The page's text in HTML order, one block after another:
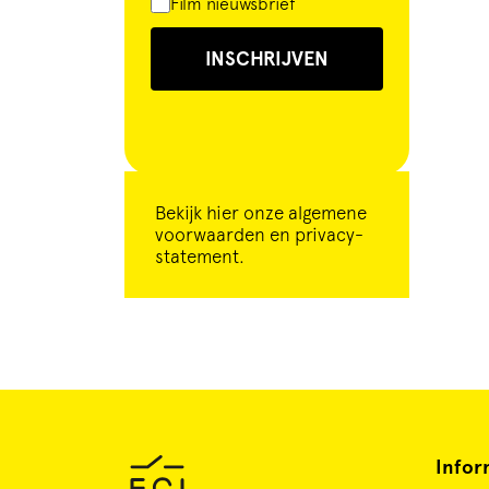
INSCHRIJVEN
Bekijk hier onze algemene
voorwaarden en privacy-
statement.